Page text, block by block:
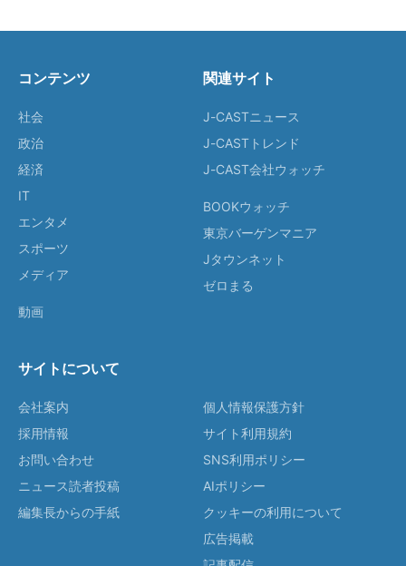
コンテンツ
社会
政治
経済
IT
エンタメ
スポーツ
メディア
動画
関連サイト
J-CASTニュース
J-CASTトレンド
J-CAST会社ウォッチ
BOOKウォッチ
東京バーゲンマニア
Jタウンネット
ゼロまる
サイトについて
会社案内
採用情報
お問い合わせ
ニュース読者投稿
編集長からの手紙
個人情報保護方針
サイト利用規約
SNS利用ポリシー
AIポリシー
クッキーの利用について
広告掲載